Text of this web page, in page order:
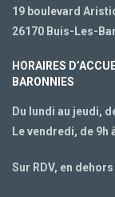
19 boulevard
26170 Buis-Les-
HORAIRES
BARONNIES
Du lundi au jeudi,
Le vendredi, de 9h
Sur RDV, en